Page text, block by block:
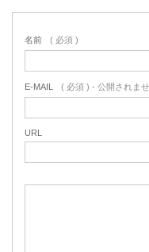
名前 ( 必須 )
E-MAIL ( 必須 ) - 公開されま
URL